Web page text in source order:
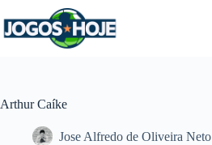
para
o
Arthur Caíke
Jose Alfredo de Oliveira Neto